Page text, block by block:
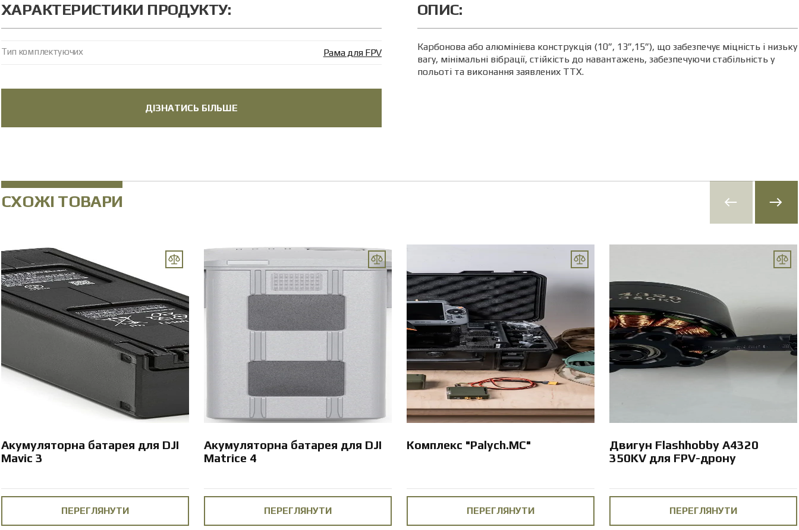
ХАРАКТЕРИСТИКИ ПРОДУКТУ:
Тип комплектуючих Рама для FPV
ДІЗНАТИСЬ БІЛЬШЕ
ОПИС:
Карбонова або алюмінієва конструкція (10”, 13”,15”), що забезпечує міцність і низьку
вагу, мінімальні вібрації, стійкість до навантажень, забезпечуючи стабільність у
польоті та виконання заявлених ТТХ.
СХОЖІ ТОВАРИ
Акумуляторна батарея для DJI
Mavic 3
ПЕРЕГЛЯНУТИ
Акумуляторна батарея для DJI
Matrice 4
ПЕРЕГЛЯНУТИ
Комплекс "Palych.MC"
ПЕРЕГЛЯНУТИ
Двигун Flashhobby A4320
350KV для FPV-дрону
ПЕРЕГЛЯНУТИ